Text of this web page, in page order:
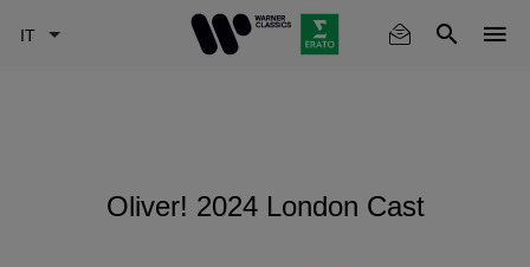
Oliver! 2024 London Cast